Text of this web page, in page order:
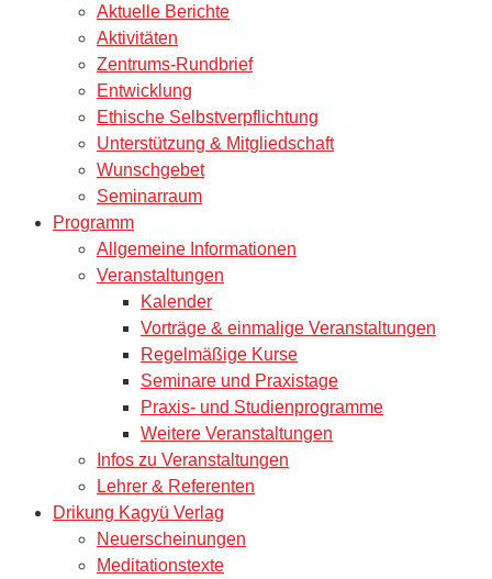
Aktuelle Berichte
Aktivitäten
Zentrums-Rundbrief
Entwicklung
Ethische Selbstverpflichtung
Unterstützung & Mitgliedschaft
Wunschgebet
Seminarraum
Programm
Allgemeine Informationen
Veranstaltungen
Kalender
Vorträge & einmalige Veranstaltungen
Regelmäßige Kurse
Seminare und Praxistage
Praxis- und Studienprogramme
Weitere Veranstaltungen
Infos zu Veranstaltungen
Lehrer & Referenten
Drikung Kagyü Verlag
Neuerscheinungen
Meditationstexte